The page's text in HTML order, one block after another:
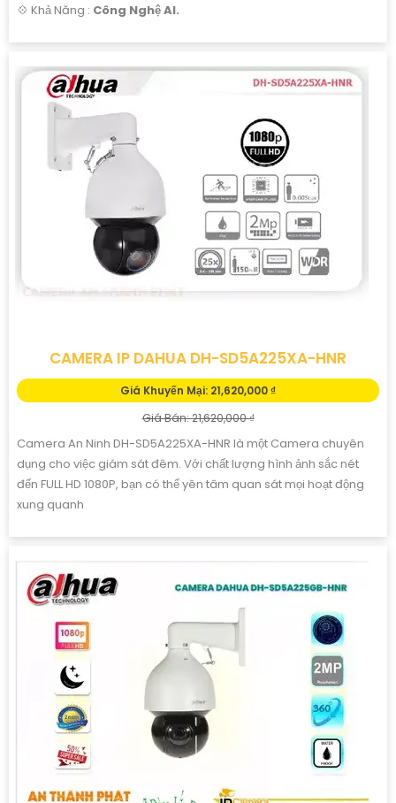
️💠 Khả Năng : Công Nghệ AI.
CAMERA IP DAHUA DH-SD5A225XA-HNR
Giá Khuyến Mại: 21,620,000 ₫
Giá Bán: 21,620,000 ₫
Camera An Ninh DH-SD5A225XA-HNR là một Camera chuyên
dụng cho việc giám sát đêm. Với chất lượng hình ảnh sắc nét
đến FULL HD 1080P, bạn có thể yên tâm quan sát mọi hoạt động
xung quanh